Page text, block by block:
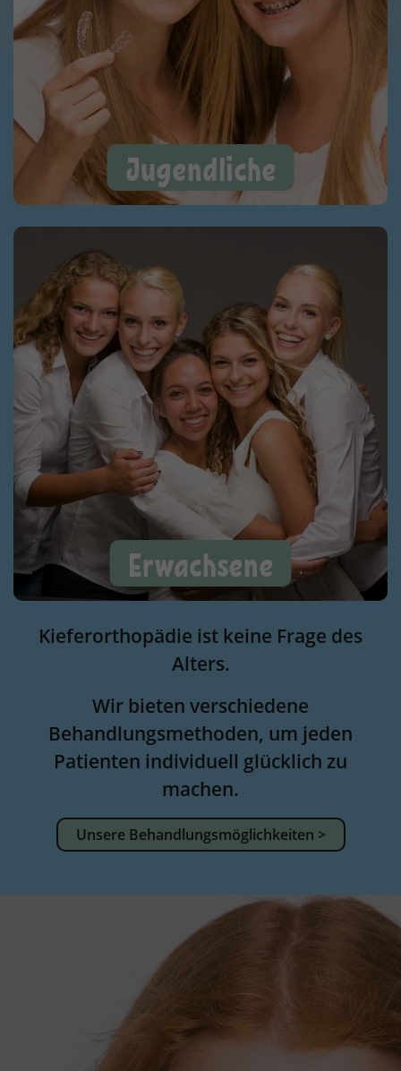
Jugendliche
Erwachsene
Kieferorthopädie ist keine Frage des
Alters.
Wir bieten verschiedene
Behandlungsmethoden, um jeden
Patienten individuell glücklich zu
machen.
Unsere Behandlungsmöglichkeiten >